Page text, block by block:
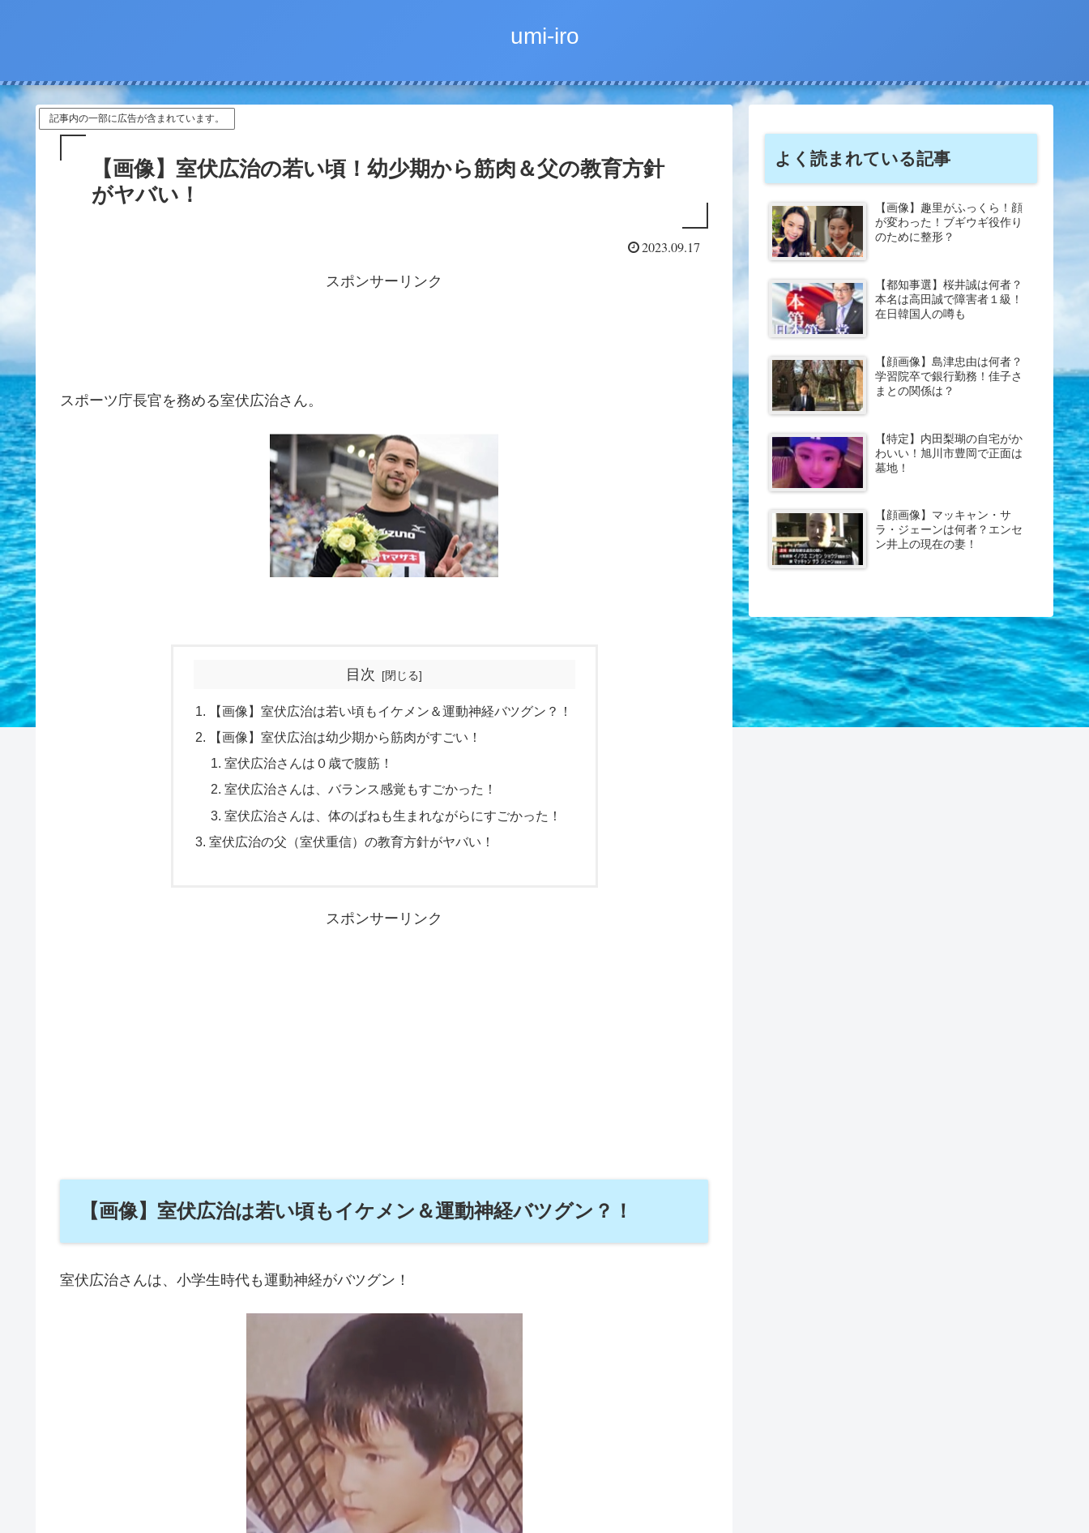
umi-iro
記事内の一部に広告が含まれています。
【画像】室伏広治の若い頃！幼少期から筋肉＆父の教育方針
がヤバい！
2023.09.17
スポンサーリンク
スポーツ庁長官を務める室伏広治さん。
目次
【画像】室伏広治は若い頃もイケメン＆運動神経バツグン？！
【画像】室伏広治は幼少期から筋肉がすごい！
室伏広治さんは０歳で腹筋！
室伏広治さんは、バランス感覚もすごかった！
室伏広治さんは、体のばねも生まれながらにすごかった！
室伏広治の父（室伏重信）の教育方針がヤバい！
スポンサーリンク
【画像】室伏広治は若い頃もイケメン＆運動神経バツグン？！
室伏広治さんは、小学生時代も運動神経がバツグン！
よく読まれている記事
【画像】趣里がふっくら！顔
が変わった！ブギウギ役作り
のために整形？
【都知事選】桜井誠は何者？
本名は高田誠で障害者１級！
在日韓国人の噂も
【顔画像】島津忠由は何者？
学習院卒で銀行勤務！佳子さ
まとの関係は？
【特定】内田梨瑚の自宅がか
わいい！旭川市豊岡で正面は
墓地！
【顔画像】マッキャン・サ
ラ・ジェーンは何者？エンセ
ン井上の現在の妻！